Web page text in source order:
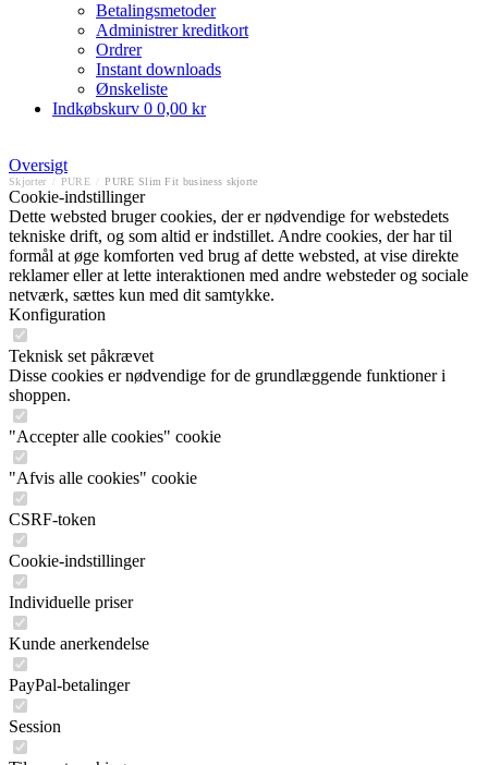
Betalingsmetoder
Administrer kreditkort
Ordrer
Instant downloads
Ønskeliste
Indkøbskurv 0 0,00 kr
Oversigt
Skjorter PURE PURE Slim Fit business skjorte
Cookie-indstillinger
Dette websted bruger cookies, der er nødvendige for webstedets
tekniske drift, og som altid er indstillet. Andre cookies, der har til
formål at øge komforten ved brug af dette websted, at vise direkte
reklamer eller at lette interaktionen med andre websteder og sociale
netværk, sættes kun med dit samtykke.
Konfiguration
Teknisk set påkrævet
Disse cookies er nødvendige for de grundlæggende funktioner i
shoppen.
"Accepter alle cookies" cookie
"Afvis alle cookies" cookie
CSRF-token
Cookie-indstillinger
Individuelle priser
Kunde anerkendelse
PayPal-betalinger
Session